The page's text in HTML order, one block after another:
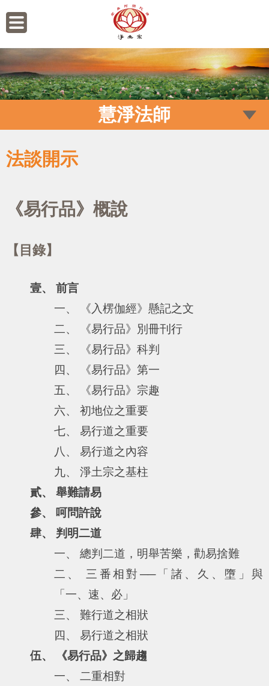
慧淨法師
法談開示
《易行品》概說
【目錄】
壹、 前言
一、 《入楞伽經》懸記之文
二、 《易行品》別冊刊行
三、 《易行品》科判
四、 《易行品》第一
五、 《易行品》宗趣
六、 初地位之重要
七、 易行道之重要
八、 易行道之內容
九、 淨土宗之基柱
貳、 舉難請易
參、 呵問許說
肆、 判明二道
一、 總判二道，明舉苦樂，勸易捨難
二、 三番相對──「諸、久、墮」與
「一、速、必」
三、 難行道之相狀
四、 易行道之相狀
伍、 《易行品》之歸趨
一、 二重相對